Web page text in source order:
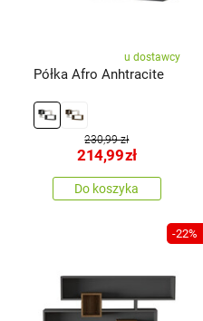
u dostawcy
Półka Afro Anhtracite
230,99 zł
214,99zł
Do koszyka
-22%